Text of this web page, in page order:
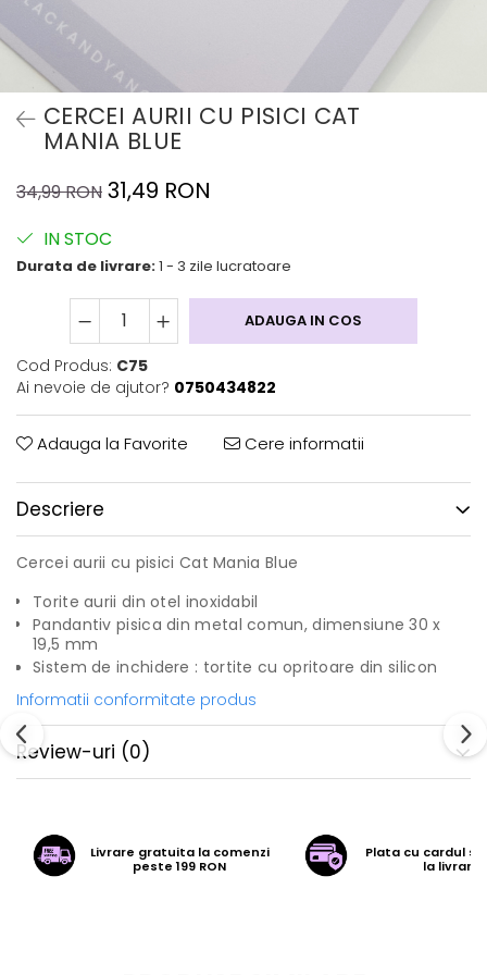
CERCEI AURII CU PISICI CAT
MANIA BLUE
34,99 RON 31,49 RON
IN STOC
Durata de livrare:1 - 3 zile lucratoare
ADAUGA IN COS
Cod Produs: C75
Ai nevoie de ajutor? 0750434822
Adauga la Favorite Cere informatii
Descriere
Cercei aurii cu pisici Cat Mania Blue
Torite aurii din otel inoxidabil
Pandantiv pisica din metal comun, dimensiune 30 x
19,5 mm
Sistem de inchidere : tortite cu opritoare din silicon
Informatii conformitate produs
Review-uri (0)
Livrare gratuita la comenzi
peste 199 RON
Plata cu cardul
la livrare